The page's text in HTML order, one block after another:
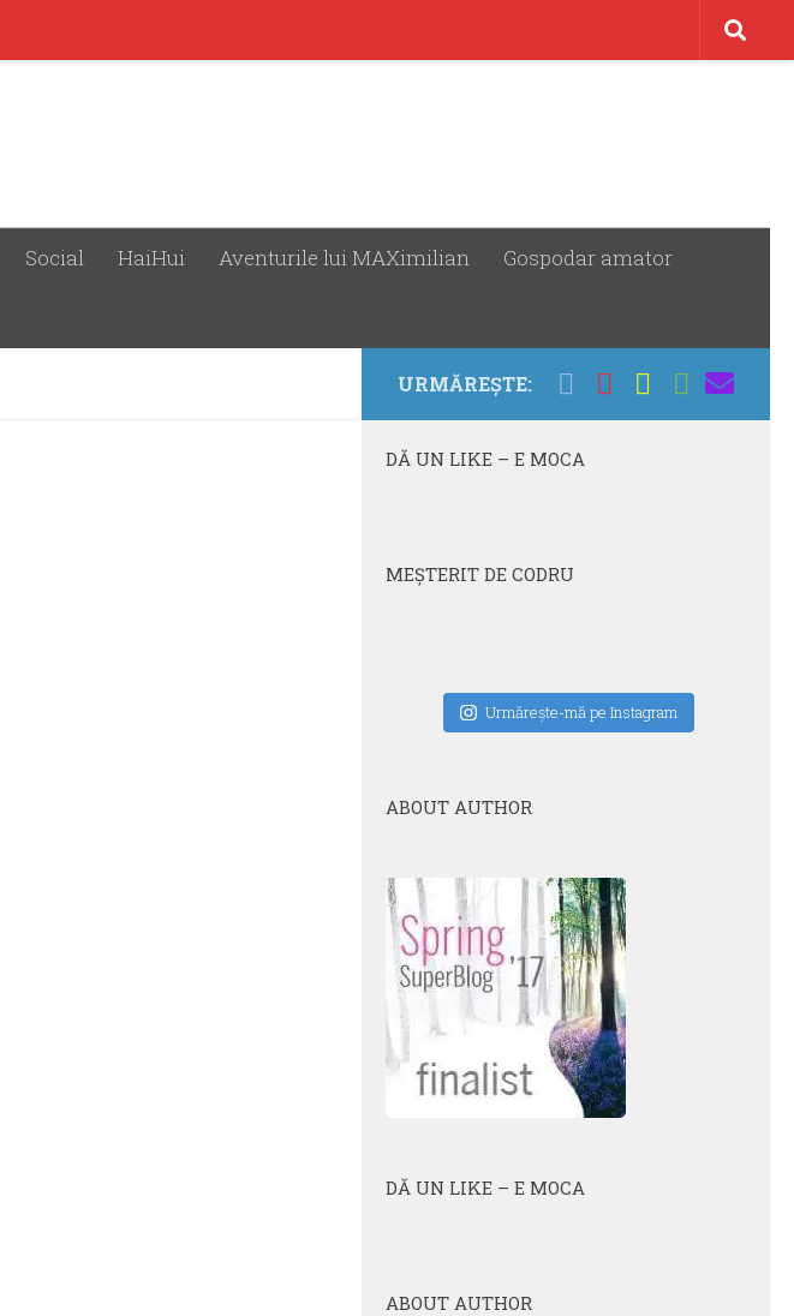
Social HaiHui Aventurile lui MAXimilian Gospodar amator
URMĂREȘTE:
DĂ UN LIKE – E MOCA
MEŞTERIT DE CODRU
Urmăreşte-mă pe Instagram
ABOUT AUTHOR
DĂ UN LIKE – E MOCA
ABOUT AUTHOR